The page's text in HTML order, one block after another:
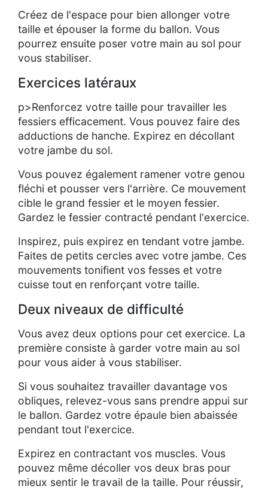
Créez de l'espace pour bien allonger votre
taille et épouser la forme du ballon. Vous
pourrez ensuite poser votre main au sol pour
vous stabiliser.
Exercices latéraux
p>Renforcez votre taille pour travailler les
fessiers efficacement. Vous pouvez faire des
adductions de hanche. Expirez en décollant
votre jambe du sol.
Vous pouvez également ramener votre genou
fléchi et pousser vers l'arrière. Ce mouvement
cible le grand fessier et le moyen fessier.
Gardez le fessier contracté pendant l'exercice.
Inspirez, puis expirez en tendant votre jambe.
Faites de petits cercles avec votre jambe. Ces
mouvements tonifient vos fesses et votre
cuisse tout en renforçant votre taille.
Deux niveaux de difficulté
Vous avez deux options pour cet exercice. La
première consiste à garder votre main au sol
pour vous aider à vous stabiliser.
Si vous souhaitez travailler davantage vos
obliques, relevez-vous sans prendre appui sur
le ballon. Gardez votre épaule bien abaissée
pendant tout l'exercice.
Expirez en contractant vos muscles. Vous
pouvez même décoller vos deux bras pour
mieux sentir le travail de la taille. Pour réussir,